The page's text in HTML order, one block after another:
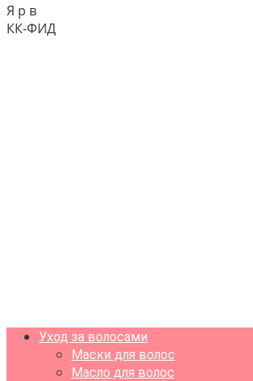
Я р в
КК-ФИД
Уход за волосами
Маски для волос
Масло для волос